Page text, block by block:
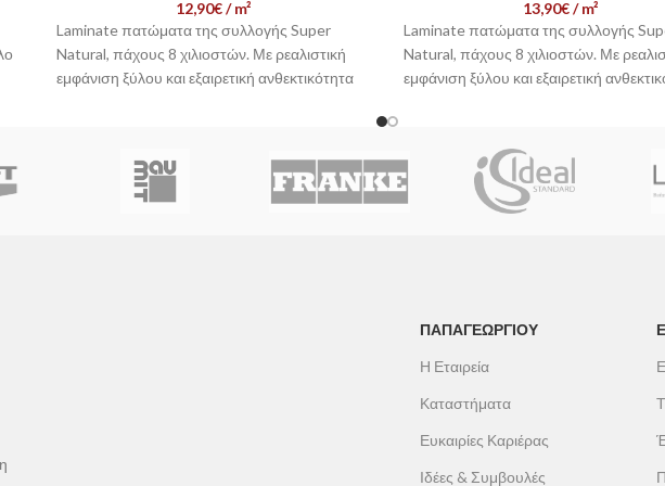
12,90€/ m²
Laminate πατώματα της συλλογής Super
Natural, πάχους 8 χιλιοστών. Με ρεαλιστική
εμφάνιση ξύλου και εξαιρετική ανθεκτικότητα
εγκατάσταση με το σύστημα
1clic 2go pure+,
συνδυάζει αισθητική και πρακτικότητα για
13,90€/ m²
Laminate πατώματα της συλλογής
Natural, πάχους 8 χιλιοστών. Με
εμφάνιση ξύλου και εξαιρετική
προστασία Microscratch Protect και
εγκατάσταση με το σύστημα 1clic 2go
συνδυάζει αισθητική και πρακτικότητα
ΠΑΠΑΓΕΩΡΓΊΟΥ
Η Εταιρεία
Καταστήματα
Ευκαιρίες Καριέρας
Ιδέες & Συμβουλές